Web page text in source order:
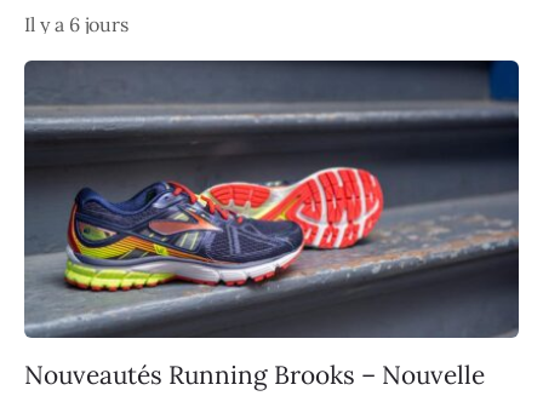
Il y a 6 jours
Nouveautés Running Brooks – Nouvelle